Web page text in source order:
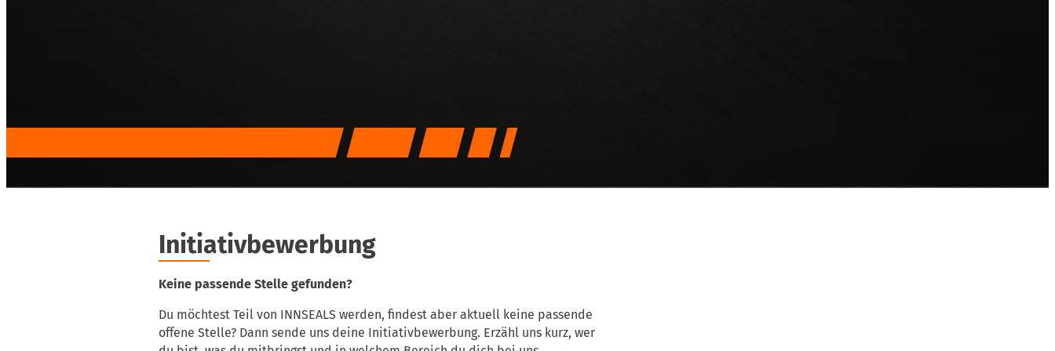
Initiativbewerbung
Keine passende Stelle gefunden?
Du möchtest Teil von INNSEALS werden, findest aber aktuell keine passende
offene Stelle? Dann sende uns deine Initiativbewerbung. Erzähl uns kurz, wer